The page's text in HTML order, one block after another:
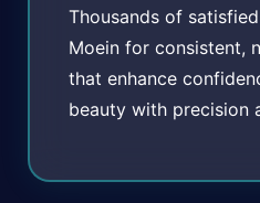
Thousands of
Moein for consistent,
that enhance
beauty with precision